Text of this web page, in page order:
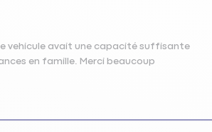
vehicule avait une capacité suffisante
en famille. Merci beaucoup